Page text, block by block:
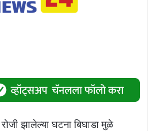
झालेल्या घटना बिघाडा मुळे